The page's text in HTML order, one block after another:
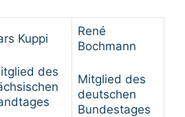
Kuppi
des
René
Bochmann
Mitglied des
deutschen
Bundestages